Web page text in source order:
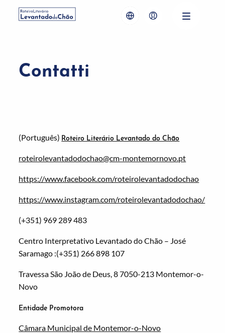
Contatti
(Português) Roteiro Literário Levantado do Chão
roteirolevantadodochao@cm-montemornovo.pt
https://www.facebook.com/roteirolevantadodochao
https://www.instagram.com/roteirolevantadodochao/
(+351) 969 289 483
Centro Interpretativo Levantado do Chão – José
Saramago :(+351) 266 898 107
Travessa São João de Deus, 8 7050-213 Montemor-o-
Novo
Entidade Promotora
Câmara Municipal de Montemor-o-Novo